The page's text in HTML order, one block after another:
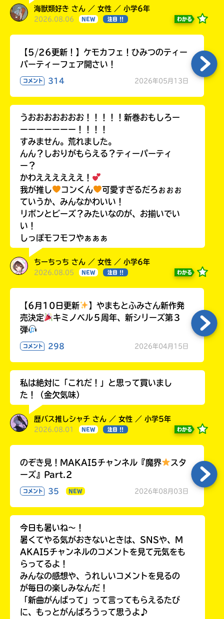
キーワードから探す
オフィシャルアカウント
SNSでシェアする
海獣類好き さん ／ 女性 ／ 小学6年
2026.08.06 NEW 注目 !! わかる
【5/26更新！】ケモカフェ！ひみつのティー
パーティーフェア開さい！
コメント 314 2026年05月13日
うおおおおおおお！！！！！新巻おもしろー
ーーーーーーー！！！！
すみません。荒れました。
んん？しおりがもらえる？ティーパーティ
ー？
かわええええええ！
我が推し
コンくん
可愛すぎるだろぉぉぉ
ていうか、みんなかわいい！
リボンとビーズ？みたいなのが、お揃いでい
い！
しっぽモフモフやぁぁぁ
ちーちっち さん ／ 女性 ／ 小学6年
2026.08.05 NEW 注目 !! わかる
【6月10日更新
】やまもとふみさん新作発
売決定
キミノベル５周年、新シリーズ第３
弾
コメント 298 2026年04月15日
私は絶対に「これだ！」と思って買いまし
た！（金欠気味）
歴バス推しシャチ さん ／ 女性 ／ 小学5年
2026.08.01 NEW 注目 !! わかる
のぞき見！MAKAI5チャンネル『魔界
スタ
ーズ』Part.2
コメント 35 NEW 2026年08月03日
今日も暑いね〜！
暑くてやる気がおきないときは、SNSや、M
AKAI5チャンネルのコメントを見て元気をも
らってるよ！
みんなの感想や、うれしいコメントを見るの
が毎日の楽しみなんだ！
「新曲がんばって」って言ってもらえるたび
に、もっとがんばろうって思うよ♪